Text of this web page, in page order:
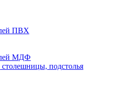
ПВХ
МДФ
подстолья